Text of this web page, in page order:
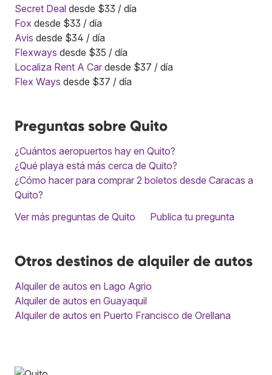
Secret Deal desde $33 / día
Fox desde $33 / día
Avis desde $34 / día
Flexways desde $35 / día
Localiza Rent A Car desde $37 / día
Flex Ways desde $37 / día
Preguntas sobre Quito
¿Cuántos aeropuertos hay en Quito?
¿Qué playa está más cerca de Quito?
¿Cómo hacer para comprar 2 boletos desde Caracas a
Quito?
Ver más preguntas de Quito
Publica tu pregunta
Otros destinos de alquiler de autos
Alquiler de autos en Lago Agrio
Alquiler de autos en Guayaquil
Alquiler de autos en Puerto Francisco de Orellana